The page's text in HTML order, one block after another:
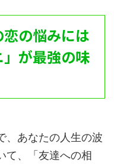
の悩みには
」が最強の味
、あなたの人生の波
て、「友達への相